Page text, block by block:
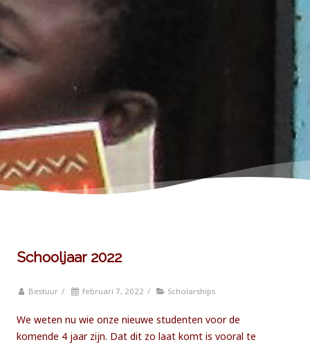
Schooljaar 2022
Bestuur / februari 7, 2022 / Scholarships
We weten nu wie onze nieuwe studenten voor de
komende 4 jaar zijn. Dat dit zo laat komt is vooral te